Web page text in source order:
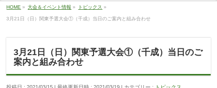
HOME » 大会＆イベント情報 » トピックス »
3月21日（日）関東予選大会①（千成）当日のご案内と組み合わせ
3月21日（日）関東予選大会①（千成）当日のご
案内と組み合わせ